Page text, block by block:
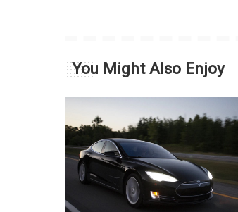
You Might Also Enjoy